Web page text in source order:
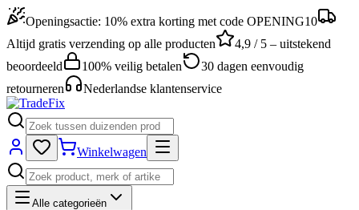
Openingsactie: 10% extra korting met code OPENING10
Altijd gratis verzending op alle producten
4,9 / 5 – uitstekend
beoordeeld
100% veilig betalen
30 dagen eenvoudig
retourneren
Nederlandse klantenservice
Winkelwagen
Alle categorieën